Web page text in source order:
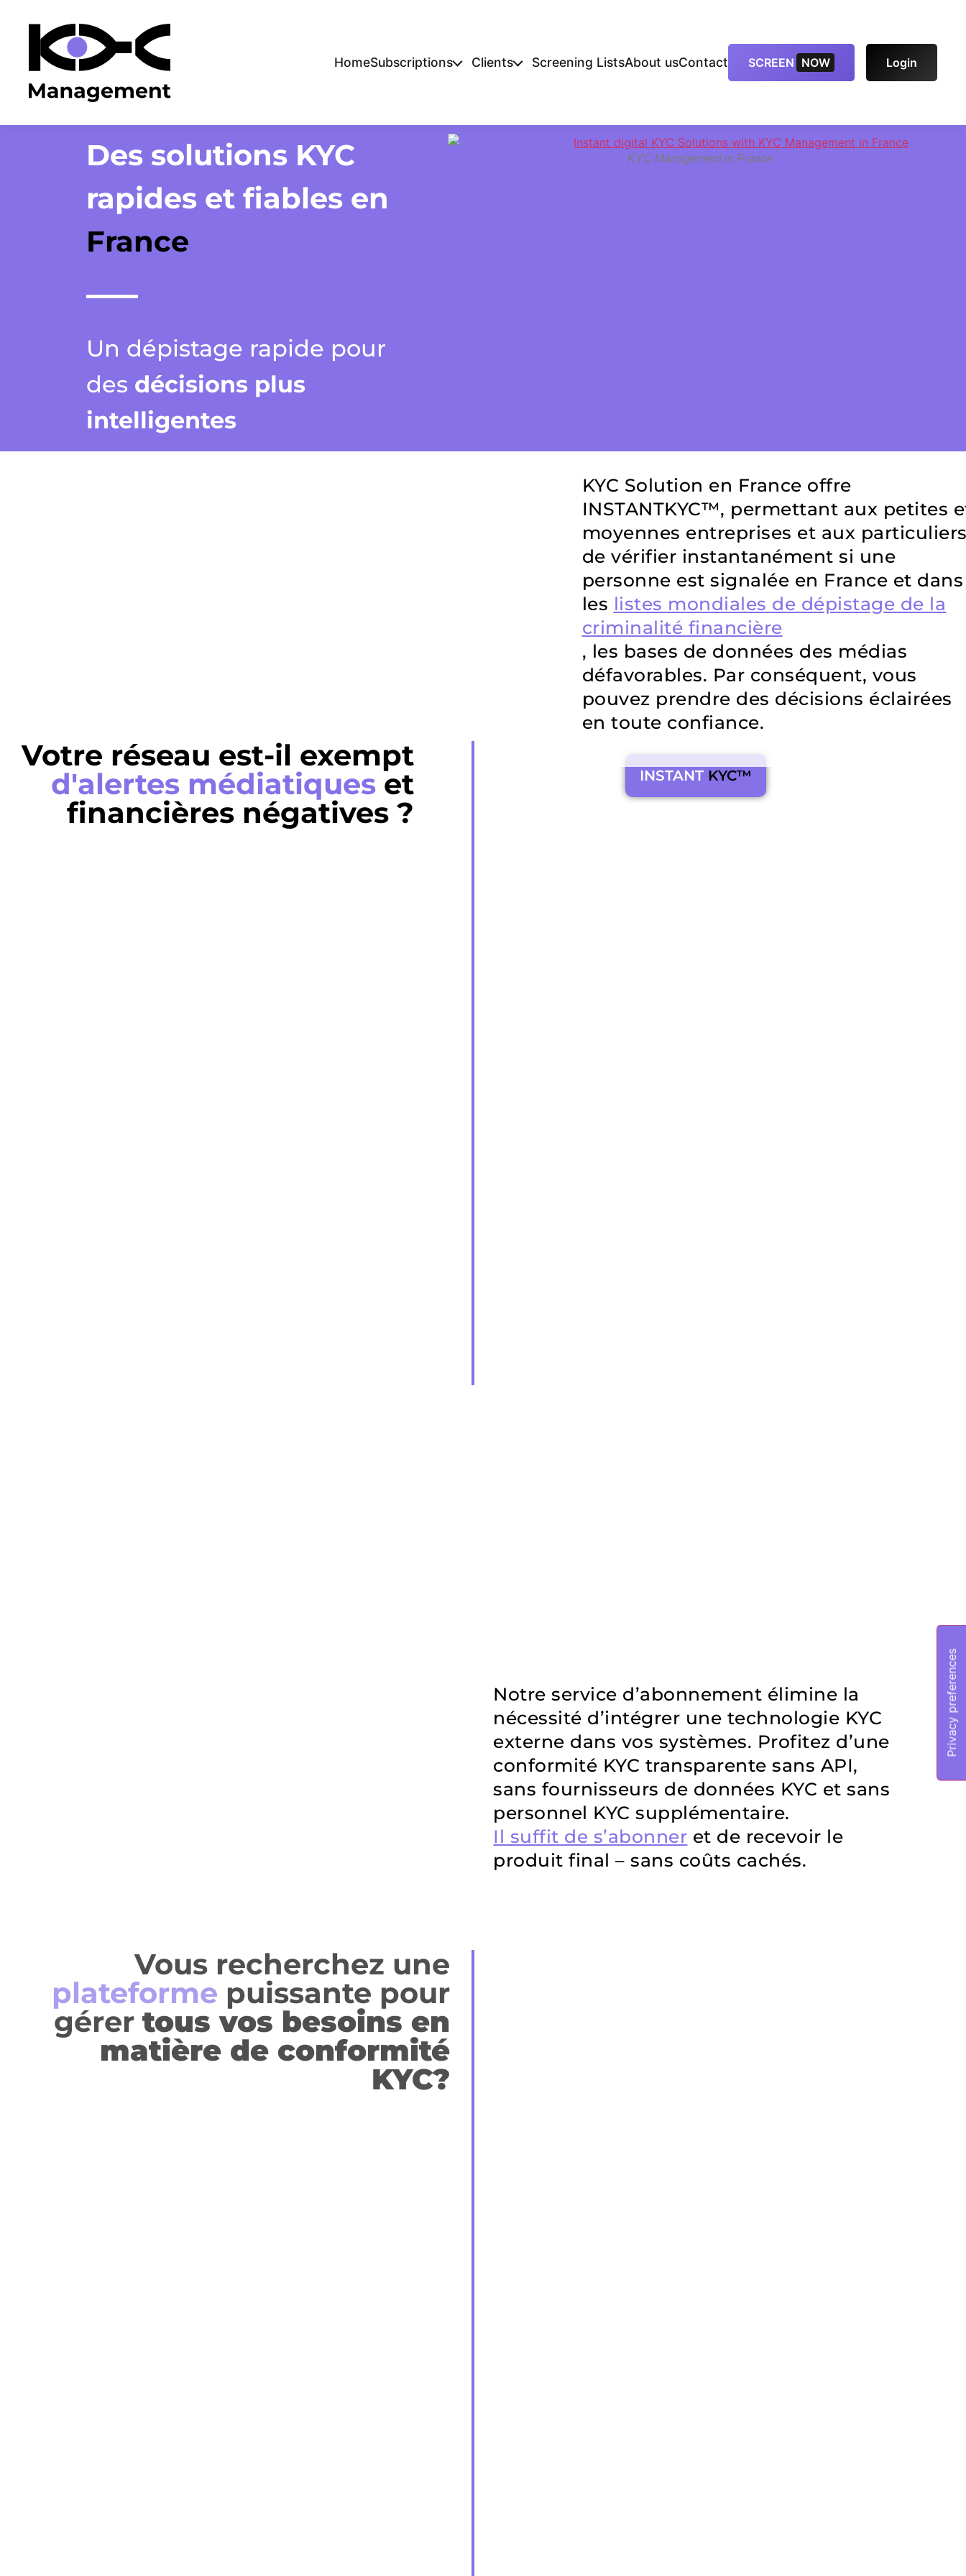
HomeSubscriptions Clients Screening ListsAbout usContact SCREEN NOW Login
Des solutions KYC
rapides et fiables en
France
Un dépistage rapide pour
des décisions plus
intelligentes
KYC Management in France
KYC Solution en France offre
INSTANTKYC™, permettant aux petites
moyennes entreprises et aux
de vérifier instantanément si une
personne est signalée en France et dans
les listes mondiales de dépistage de la
criminalité financière
, les bases de données des médias
défavorables. Par conséquent, vous
pouvez prendre des décisions éclairées
en toute confiance.
INSTANT KYC™
Votre réseau est-il exempt
d'alertes médiatiques et
financières négatives ?
Notre service d’abonnement élimine la
nécessité d’intégrer une technologie KYC
externe dans vos systèmes. Profitez d’une
conformité KYC transparente sans API,
sans fournisseurs de données KYC et sans
personnel KYC supplémentaire.
Il suffit de s’abonner et de recevoir le
produit final – sans coûts cachés.
Vous recherchez une
plateforme puissante pour
gérertous vos besoins en
matière de conformité
KYC?